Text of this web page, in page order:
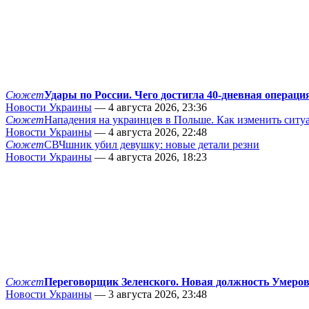
СюжетУдары по России. Чего достигла 40-дневная
Новости Украины — 4 августа 2026, 23:36
СюжетНападения на украинцев в Польше. Как изменить
Новости Украины — 4 августа 2026, 22:48
СюжетСВЧшник убил девушку: новые детали резни
Новости Украины — 4 августа 2026, 18:23
СюжетПереговорщик Зеленского. Новая должность
Новости Украины — 3 августа 2026, 23:48